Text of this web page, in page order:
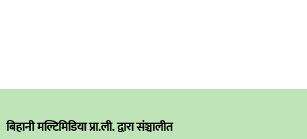
बिहानी मल्टिमिडिया प्रा.ली. द्वारा संञ्चालीत